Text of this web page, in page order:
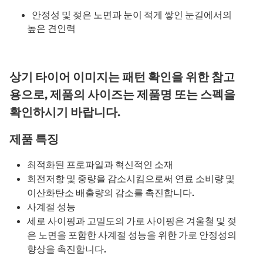
안정성 및 젖은 노면과 눈이 적게 쌓인 눈길에서의
높은 견인력
상기 타이어 이미지는 패턴 확인을 위한 참고
용으로, 제품의 사이즈는 제품명 또는 스펙을
확인하시기 바랍니다.
제품 특징
최적화된 프로파일과 혁신적인 소재
회전저항 및 중량을 감소시킴으로써 연료 소비량 및
이산화탄소 배출량의 감소를 촉진합니다.
사계절 성능
세로 사이핑과 고밀도의 가로 사이핑은 겨울철 및 젖
은 노면을 포함한 사계절 성능을 위한 가로 안정성의
향상을 촉진합니다.